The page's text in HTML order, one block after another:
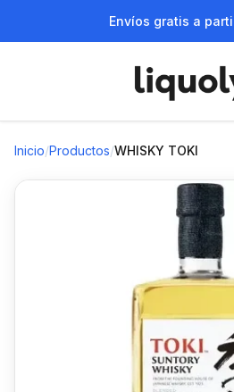
Envíos gratis a
Inicio/Productos/WHISKY TOKI